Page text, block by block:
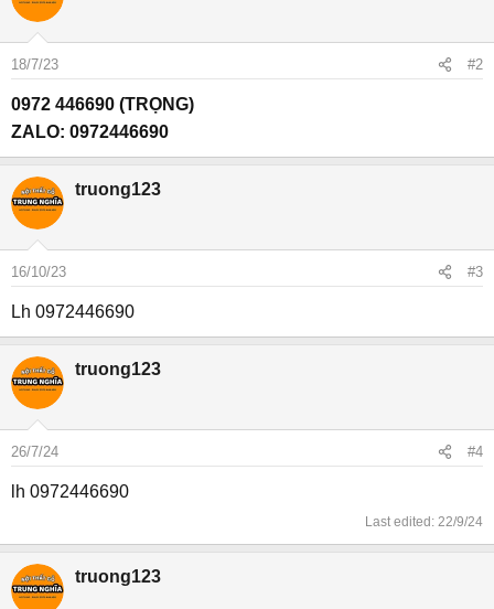
18/7/23 #2
0972 446690 (TRỌNG)
ZALO: 0972446690
truong123
16/10/23 #3
Lh 0972446690
truong123
26/7/24 #4
lh 0972446690
Last edited: 22/9/24
truong123